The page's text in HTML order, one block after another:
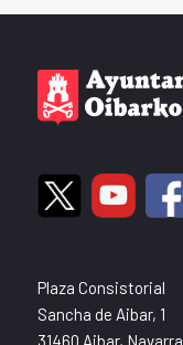
Plaza Consistorial
Sancha de Aibar, 1
31460 Aibar, Navarra